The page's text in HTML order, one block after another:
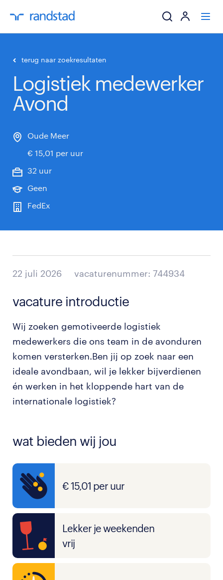
werkgevers
terug naar zoekresultaten
Logistiek medewerker
Avond
Oude Meer
€ 15,01 per uur
32 uur
Geen
FedEx
22 juli 2026 vacaturenummer: 744934
vacature introductie
Wij zoeken gemotiveerde logistiek
medewerkers die ons team in de avonduren
komen versterken.Ben jij op zoek naar een
ideale avondbaan, wil je lekker bijverdienen
én werken in het kloppende hart van de
internationale logistiek?
wat bieden wij jou
€ 15,01 per uur
Lekker je weekenden
vrij